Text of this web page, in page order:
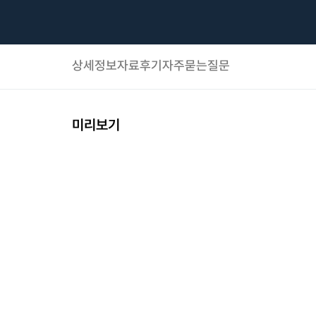
상세정보자료후기 자주묻는질문
미리보기